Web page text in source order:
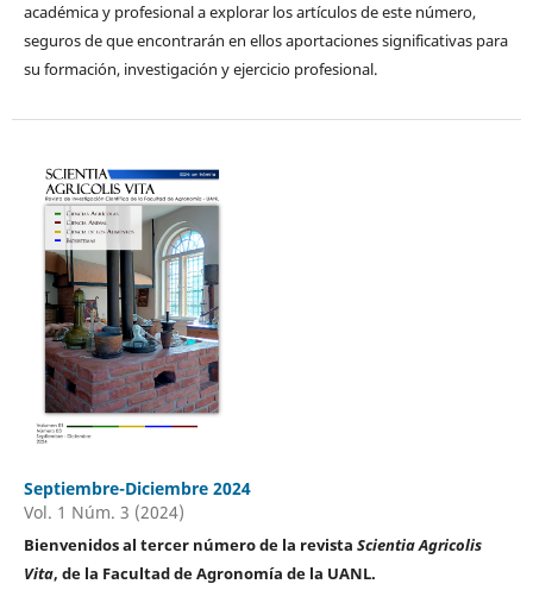
académica y profesional a explorar los artículos de este número,
seguros de que encontrarán en ellos aportaciones significativas para
su formación, investigación y ejercicio profesional.
Septiembre-Diciembre 2024
Vol. 1 Núm. 3 (2024)
Bienvenidos al tercer número de la revista Scientia Agricolis
Vita, de la Facultad de Agronomía de la UANL.